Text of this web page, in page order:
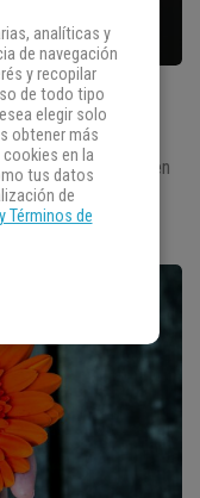
DE ESTE SIGNO
personalidad, en
analíticas y
de navegación
y recopilar
de todo tipo
elegir solo
obtener más
en la
tus datos
de
Términos de